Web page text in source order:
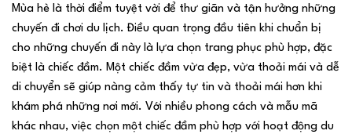
Mùa hè là thời điểm tuyệt vời để thư giãn và tận hưởng những
chuyến đi chơi du lịch. Điều quan trọng đầu tiên khi chuẩn bị
cho những chuyến đi này là lựa chọn trang phục phù hợp, đặc
biệt là chiếc đầm. Một chiếc đầm vừa đẹp, vừa thoải mái và dễ
di chuyển sẽ giúp nàng cảm thấy tự tin và thoải mái hơn khi
khám phá những nơi mới. Với nhiều phong cách và mẫu mã
khác nhau, việc chọn một chiếc đầm phù hợp với hoạt động du